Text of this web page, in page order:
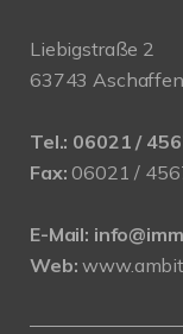
Liebigstraße 2
63743
Tel.: 06021 /
Fax: 06021 /
E-Mail:
Web: